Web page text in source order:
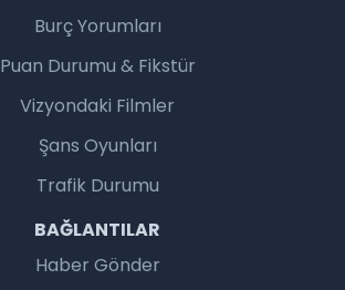
Burç Yorumları
Puan Durumu & Fikstür
Vizyondaki Filmler
Şans Oyunları
Trafik Durumu
BAĞLANTILAR
Haber Gönder